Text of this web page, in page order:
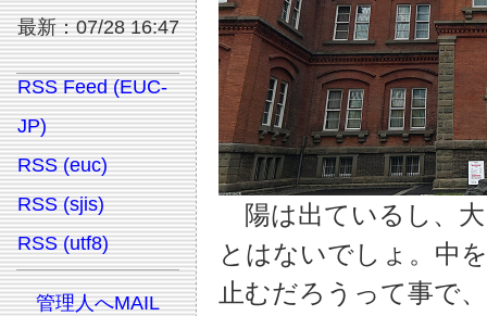
最新：07/28 16:47
RSS Feed (EUC-
JP)
RSS (euc)
RSS (sjis)
RSS (utf8)
管理人へMAIL
陽は出ているし、
とはないでしょ。中
止むだろうって事で